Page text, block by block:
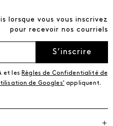
lorsque vous vous inscrivez
pour recevoir nos courriels
S’inscrire
et les Règles de Confidentialité de
de Googles' appliquent.